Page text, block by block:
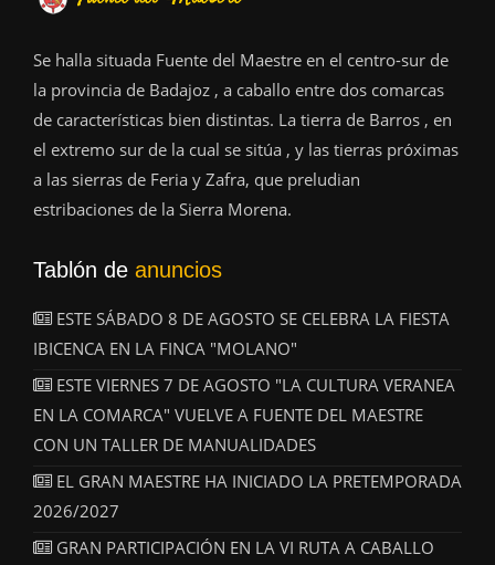
Se halla situada Fuente del Maestre en el centro-sur de
la provincia de Badajoz , a caballo entre dos comarcas
de características bien distintas. La tierra de Barros , en
el extremo sur de la cual se sitúa , y las tierras próximas
a las sierras de Feria y Zafra, que preludian
estribaciones de la Sierra Morena.
Tablón de anuncios
ESTE SÁBADO 8 DE AGOSTO SE CELEBRA LA FIESTA
IBICENCA EN LA FINCA "MOLANO"
ESTE VIERNES 7 DE AGOSTO "LA CULTURA VERANEA
EN LA COMARCA" VUELVE A FUENTE DEL MAESTRE
CON UN TALLER DE MANUALIDADES
EL GRAN MAESTRE HA INICIADO LA PRETEMPORADA
2026/2027
GRAN PARTICIPACIÓN EN LA VI RUTA A CABALLO